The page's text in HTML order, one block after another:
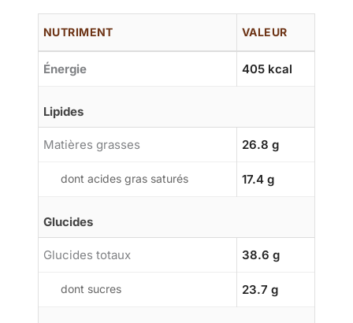
NUTRIMENT VALEUR
Énergie 405 kcal
Lipides
Matières grasses 26.8 g
dont acides gras saturés 17.4 g
Glucides
Glucides totaux 38.6 g
dont sucres 23.7 g